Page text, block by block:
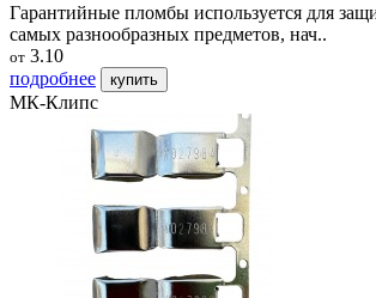
Гарантийные пломбы используется для
самых разнообразных предметов, нач..
от 3.10
подробнее
купить
МК-Клипс